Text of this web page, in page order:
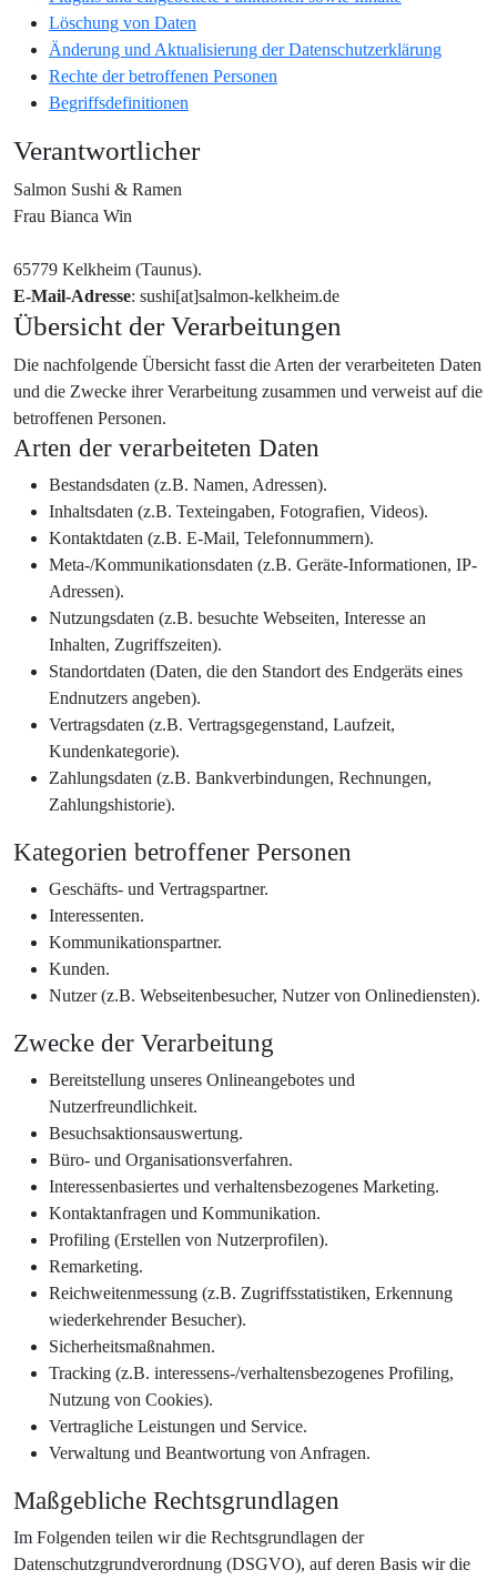
Löschung von Daten
Änderung und Aktualisierung der Datenschutzerklärung
Rechte der betroffenen Personen
Begriffsdefinitionen
Verantwortlicher
Salmon Sushi & Ramen
Frau Bianca Win
65779 Kelkheim (Taunus).
E-Mail-Adresse: sushi[at]salmon-kelkheim.de
Übersicht der Verarbeitungen
Die nachfolgende Übersicht fasst die Arten der verarbeiteten Daten
und die Zwecke ihrer Verarbeitung zusammen und verweist auf die
betroffenen Personen.
Arten der verarbeiteten Daten
Bestandsdaten (z.B. Namen, Adressen).
Inhaltsdaten (z.B. Texteingaben, Fotografien, Videos).
Kontaktdaten (z.B. E-Mail, Telefonnummern).
Meta-/Kommunikationsdaten (z.B. Geräte-Informationen, IP-
Adressen).
Nutzungsdaten (z.B. besuchte Webseiten, Interesse an
Inhalten, Zugriffszeiten).
Standortdaten (Daten, die den Standort des Endgeräts eines
Endnutzers angeben).
Vertragsdaten (z.B. Vertragsgegenstand, Laufzeit,
Kundenkategorie).
Zahlungsdaten (z.B. Bankverbindungen, Rechnungen,
Zahlungshistorie).
Kategorien betroffener Personen
Geschäfts- und Vertragspartner.
Interessenten.
Kommunikationspartner.
Kunden.
Nutzer (z.B. Webseitenbesucher, Nutzer von Onlinediensten).
Zwecke der Verarbeitung
Bereitstellung unseres Onlineangebotes und
Nutzerfreundlichkeit.
Besuchsaktionsauswertung.
Büro- und Organisationsverfahren.
Interessenbasiertes und verhaltensbezogenes Marketing.
Kontaktanfragen und Kommunikation.
Profiling (Erstellen von Nutzerprofilen).
Remarketing.
Reichweitenmessung (z.B. Zugriffsstatistiken, Erkennung
wiederkehrender Besucher).
Sicherheitsmaßnahmen.
Tracking (z.B. interessens-/verhaltensbezogenes Profiling,
Nutzung von Cookies).
Vertragliche Leistungen und Service.
Verwaltung und Beantwortung von Anfragen.
Maßgebliche Rechtsgrundlagen
Im Folgenden teilen wir die Rechtsgrundlagen der
Datenschutzgrundverordnung (DSGVO), auf deren Basis wir die